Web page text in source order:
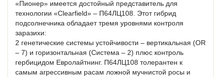
«Пионер» имеется достойный представитель для
технологии «Clearfield» – П64ЛЦ108. Этот гибрид
подсолнечника обладает тремя уровнями контроля
заразихи:
2 генетические системы устойчивости – вертикальная (OR
– 7) и горизонтальная (Система – 2) плюс контроль
гербицидом Евролайтнинг. П64ЛЦ108 толерантен к
самым агрессивным расам ложной мучнистой росы и